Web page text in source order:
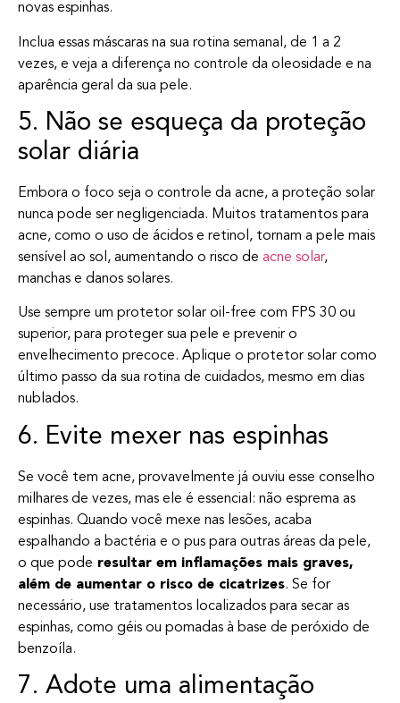
novas espinhas.
Inclua essas máscaras na sua rotina semanal, de 1 a 2
vezes, e veja a diferença no controle da oleosidade e na
aparência geral da sua pele.
5. Não se esqueça da proteção
solar diária
Embora o foco seja o controle da acne, a proteção solar
nunca pode ser negligenciada. Muitos tratamentos para
acne, como o uso de ácidos e retinol, tornam a pele mais
sensível ao sol, aumentando o risco de acne solar,
manchas e danos solares.
Use sempre um protetor solar oil-free com FPS 30 ou
superior, para proteger sua pele e prevenir o
envelhecimento precoce. Aplique o protetor solar como
último passo da sua rotina de cuidados, mesmo em dias
nublados.
6. Evite mexer nas espinhas
Se você tem acne, provavelmente já ouviu esse conselho
milhares de vezes, mas ele é essencial: não esprema as
espinhas. Quando você mexe nas lesões, acaba
espalhando a bactéria e o pus para outras áreas da pele,
o que pode resultar em inflamações mais graves,
além de aumentar o risco de cicatrizes. Se for
necessário, use tratamentos localizados para secar as
espinhas, como géis ou pomadas à base de peróxido de
benzoíla.
7. Adote uma alimentação